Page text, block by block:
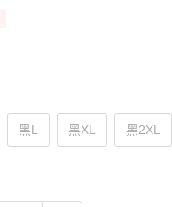
黑L 黑XL 黑2XL